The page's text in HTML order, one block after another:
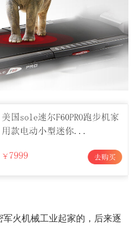
军火机械工业起家的，后来逐